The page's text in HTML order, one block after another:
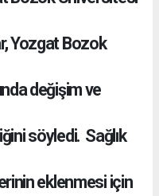
Yozgat Bozok
değişim ve
söyledi. Sağlık
eklenmesi için